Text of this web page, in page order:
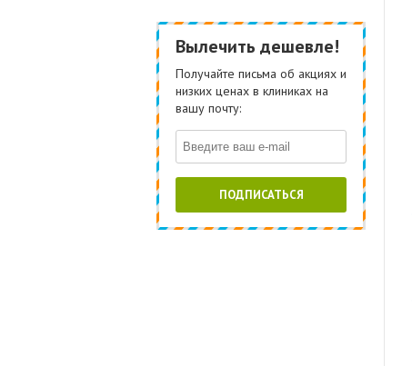
Вылечить дешевле!
Получайте письма об акциях и
низких ценах в клиниках на
вашу почту:
ПОДПИСАТЬСЯ